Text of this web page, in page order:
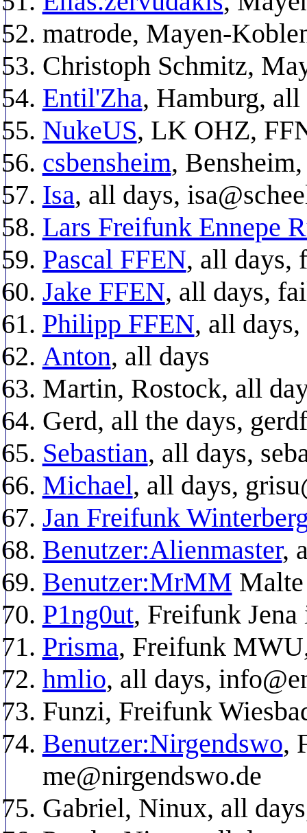
matrode, Mayen-
Christoph Schmitz,
Entil'Zha, Hamburg, all
NukeUS, LK OHZ,
csbensheim,
Isa, all days,
Lars Freifunk Ennepe
Pascal FFEN, all days,
Jake FFEN, all days,
Philipp FFEN, all days,
Anton, all days
Martin, Rostock, all
Gerd, all the days,
Sebastian, all days,
Michael, all days,
Jan Freifunk
Benutzer:Alienmaster,
Benutzer:MrMM
P1ng0ut, Freifunk
Prisma, Freifunk
hmlio, all days,
Funzi, Freifunk
Benutzer:Nirgendswo,
me@nirgendswo.de
Gabriel, Ninux, all